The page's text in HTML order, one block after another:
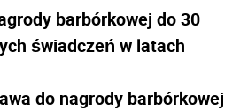
barbórkowej do 30
świadczeń w latach
do nagrody barbórkowej